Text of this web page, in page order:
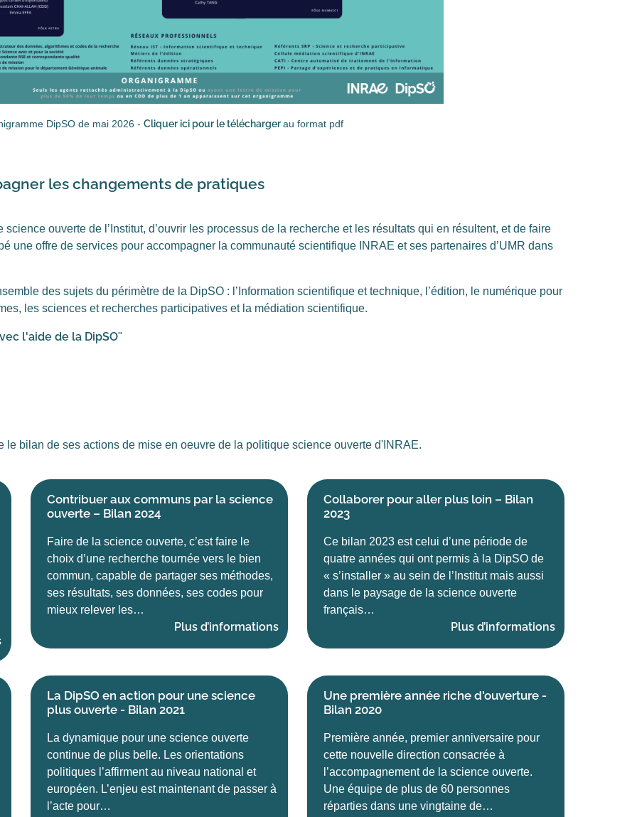
DipSO de mai 2026 - Cliquer ici pour le téléchargerau format pdf
les changements de pratiques
ouverte de l’Institut, d’ouvrir les processus de la recherche et les résultats qui en résultent, et de faire
une offre de services pour accompagner la communauté scientifique INRAE et ses partenaires d’UMR dans
des sujets du périmètre de la DipSO : l’Information scientifique et technique, l’édition, le numérique pour
les sciences et recherches participatives et la médiation scientifique.
l'aide de la DipSO"
bilan de ses actions de mise en oeuvre de la politique science ouverte d'INRAE.
Contribuer aux communs par la science
ouverte – Bilan 2024
Faire de la science ouverte, c’est faire le
choix d’une recherche tournée vers le bien
commun, capable de partager ses méthodes,
ses résultats, ses données, ses codes pour
mieux relever les…
Plus d’informations
Collaborer pour aller plus loin – Bilan
2023
Ce bilan 2023 est celui d’une période de
quatre années qui ont permis à la DipSO de
« s’installer » au sein de l’Institut mais aussi
dans le paysage de la science ouverte
français…
Plus d’informations
La DipSO en action pour une science
plus ouverte - Bilan 2021
La dynamique pour une science ouverte
continue de plus belle. Les orientations
politiques l’affirment au niveau national et
européen. L’enjeu est maintenant de passer à
l’acte pour…
Une première année riche d'ouverture -
Bilan 2020
Première année, premier anniversaire pour
cette nouvelle direction consacrée à
l’accompagnement de la science ouverte.
Une équipe de plus de 60 personnes
réparties dans une vingtaine de…